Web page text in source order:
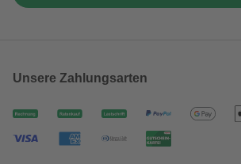
Unsere Zahlungsarten